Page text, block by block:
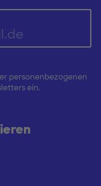
personenbezogenen
ein.